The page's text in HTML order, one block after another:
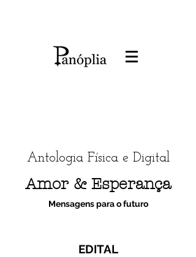
Antologia Física e Digital
Amor & Esperança
Mensagens para o futuro
EDITAL